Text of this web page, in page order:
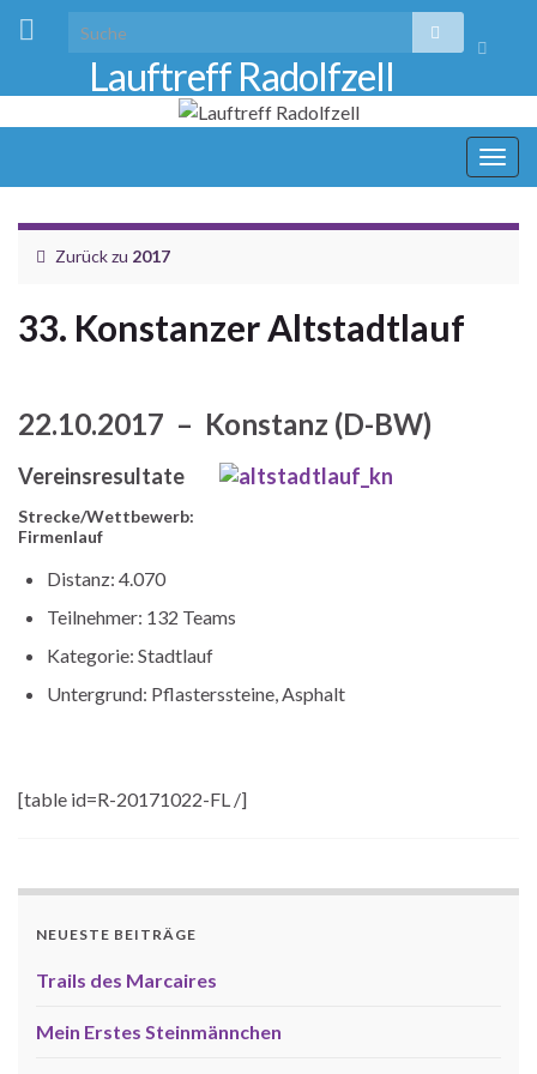
Lauftreff Radolfzell
Zurück zu 2017
33. Konstanzer Altstadtlauf
22.10.2017 – Konstanz (D-BW)
Vereinsresultate
Strecke/Wettbewerb:
Firmenlauf
Distanz: 4.070
Teilnehmer: 132 Teams
Kategorie: Stadtlauf
Untergrund: Pflasterssteine, Asphalt
[table id=R-20171022-FL /]
NEUESTE BEITRÄGE
Trails des Marcaires
Mein Erstes Steinmännchen